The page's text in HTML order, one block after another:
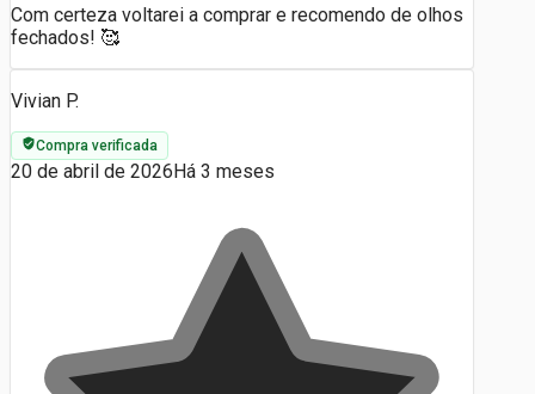
Com certeza voltarei a comprar e recomendo de olhos
fechados! 🥰
Vivian P.
Compra verificada
20 de abril de 2026Há 3 meses